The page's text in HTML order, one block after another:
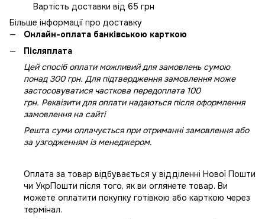
Вартість доставки від 65 грн
Більше інформації про доставку
Онлайн-оплата банківською карткою
Післяплата
Цей спосіб оплати можливий для замовлень сумою
понад 300 грн. Для підтвердження замовлення може
застосовуватися часткова передоплата 100
грн. Реквізити для оплати надаються після оформлення
замовлення на сайті
Решта суми оплачується при отриманні замовлення або
за узгодженням із менеджером.
Оплата за товар відбувається у відділенні Нової Пошти
чи УкрПошти після того, як ви оглянете товар. Ви
можете оплатити покупку готівкою або карткою через
термінал.